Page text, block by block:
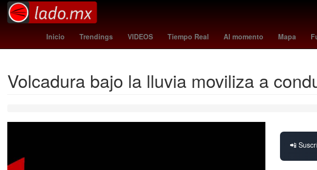
Inicio Trendings VIDEOS Tiempo Real Al momento Mapa
Valencia Voleibol fulham - newcastle Natalia Jimenez Venezolanos
Volcadura bajo la lluvia moviliza a
📲